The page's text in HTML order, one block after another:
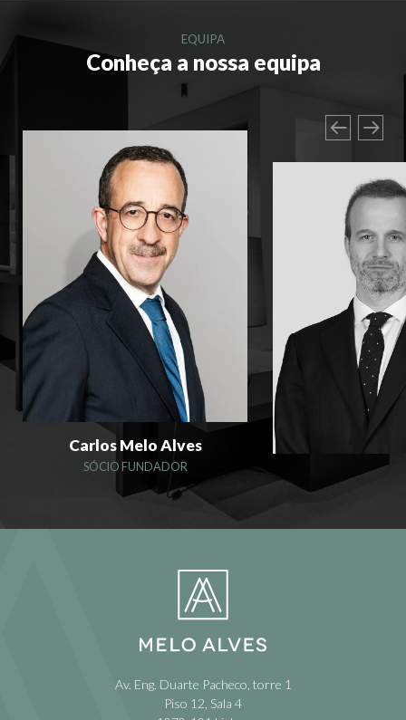
EQUIPA
Conheça a nossa equipa
Carlos Melo Alves
SÓCIO FUNDADOR
Av. Eng. Duarte Pacheco, torre 1
Piso 12, Sala 4